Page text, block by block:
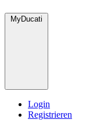
MyDucati
Login
Registrieren